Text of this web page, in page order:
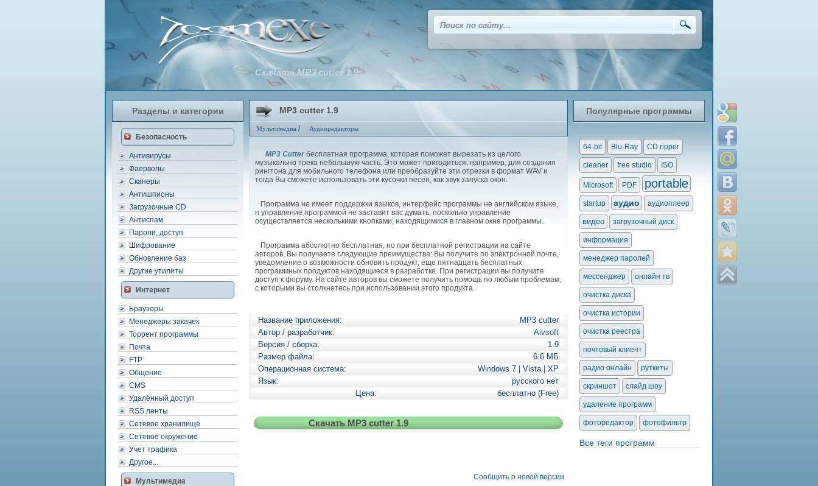
Разделы и категории
Безопасность
Антивирусы
Фаерволы
Сканеры
Антишпионы
Загрузочные CD
Антиспам
Пароли, доступ
Шифрование
Обновление баз
Другие утилиты
Интернет
Браузеры
Менеджеры закачек
Торрент программы
Почта
FTP
Общение
CMS
Удалённый доступ
RSS ленты
Сетевое хранилище
Сетевое окружение
Учет трафика
Другое...
Мультимедиа
MP3 cutter 1.9
Мультимедиа / Аудиоредакторы
Скачать MP3 cutter 1.9
MP3 Cutter бесплатная программа, которая поможет вырезать из целого
музыкально трека небольшую часть. Это может пригодиться, например, для создания
рингтона для мобильного телефона или преобразуйте эти отрезки в формат WAV и
тогда Вы сможете использовать эти кусочки песен, как звук запуска окон.
Программа не имеет поддержки языков, интерфейс программы не английском языке,
н управление программой не заставит вас думать, посколько управление
осуществляется несколькими кнопками, находящимися в главном окне программы.
Программа абсолютно бесплатная, но при бесплатной регистрации на сайте
авторов, Вы получаете следующие преимущества: Вы получите по электронной почте,
уведомление о возможности обновить продукт, еще пятнадцать бесплатных
программных продуктов находящиеся в разработке. При регистрации вы получите
доступ к форуму. На сайте авторов вы сможете получить помощь по любым проблемам,
с которыми вы столкнетесь при использовании этого продукта.
Название приложения:
MP3 cutter
Автор / разработчик:
Aivsoft
Версия / сборка:
1.9
Размер файла:
6.6 МБ
Операционная система:
Windows 7 | Vista | XP
Язык:
русского нет
Цена:
бесплатно (Free)
Скачать MP3 cutter 1.9
Сообщить о новой версии
Популярные программы
64-bit Blu-Ray CD ripper
cleaner free studio ISO
Microsoft PDF portable
startup аудио аудиоплеер
видео загрузочный диск
информация
менеджер паролей
мессенджер онлайн тв
очистка диска
очистка истории
очистка реестра
почтовый клиент
радио онлайн руткиты
скриншот слайд шоу
удаление программ
фоторедактор фотофильтр
Все теги программ